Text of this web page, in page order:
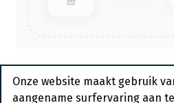
Bedrukte
Abels Gebak"
Onze website maakt gebruik
aangename surfervaring aan